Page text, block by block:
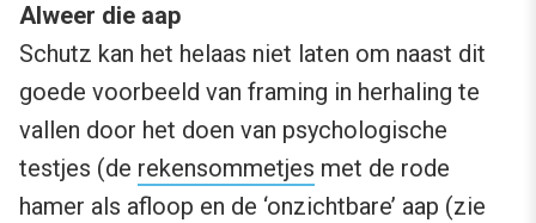
Alweer die aap
Schutz kan het helaas niet laten om naast dit
goede voorbeeld van framing in herhaling te
vallen door het doen van psychologische
testjes (de rekensommetjes met de rode
hamer als afloop en de ‘onzichtbare’ aap (zie